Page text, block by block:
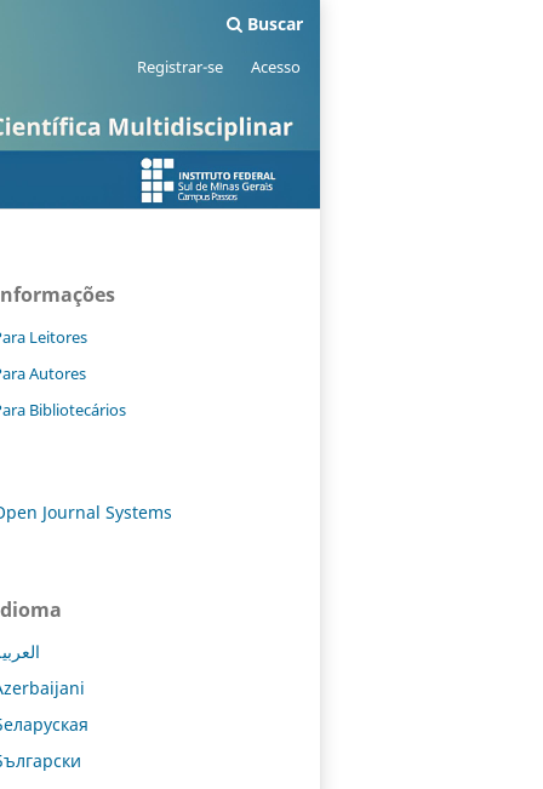
Buscar
Registrar-se Acesso
Leitores
Autores
Bibliotecários
Journal Systems